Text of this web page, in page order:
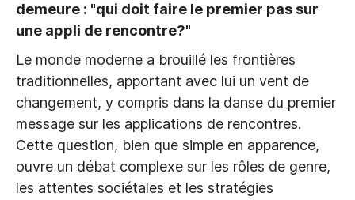
demeure : "qui doit faire le premier pas sur
une appli de rencontre?"
Le monde moderne a brouillé les frontières
traditionnelles, apportant avec lui un vent de
changement, y compris dans la danse du premier
message sur les applications de rencontres.
Cette question, bien que simple en apparence,
ouvre un débat complexe sur les rôles de genre,
les attentes sociétales et les stratégies